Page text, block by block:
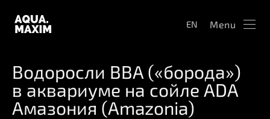
EN Menu
Водоросли BBA («борода»)
в аквариуме на сойле ADA
Амазония (Amazonia)